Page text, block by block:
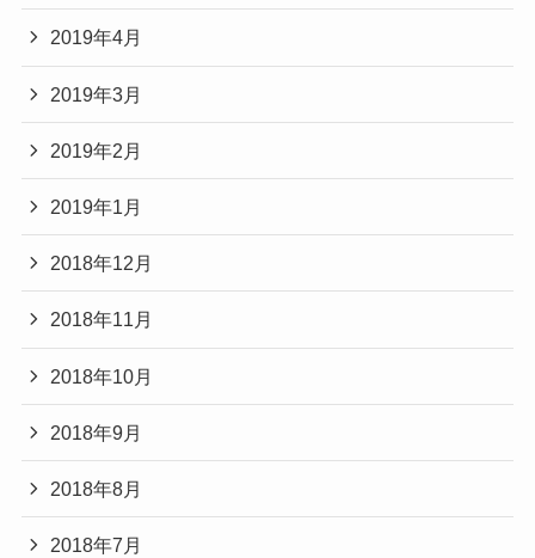
2019年4月
2019年3月
2019年2月
2019年1月
2018年12月
2018年11月
2018年10月
2018年9月
2018年8月
2018年7月